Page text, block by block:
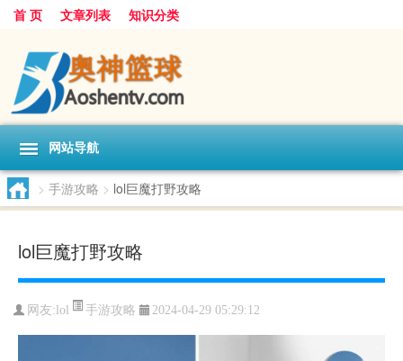
首 页 文章列表 知识分类
网站导航
> 手游攻略 > lol巨魔打野攻略
lol巨魔打野攻略
网友:lol 手游攻略 2024-04-29 05:29:12